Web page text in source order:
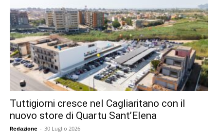
Tuttigiorni cresce nel Cagliaritano con il
nuovo store di Quartu Sant’Elena
Redazione - 30 Luglio 2026